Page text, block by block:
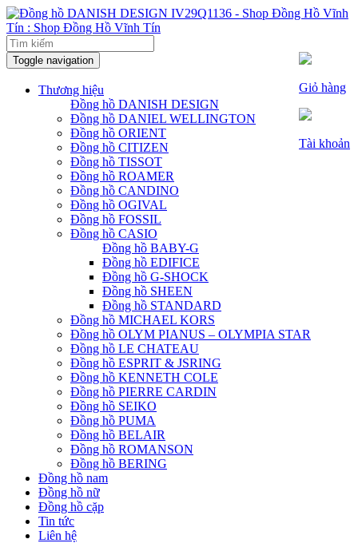
Giỏ hàng
Tài khoản
Toggle navigation
Thương hiệu
Đồng hồ DANISH DESIGN
Đồng hồ DANIEL WELLINGTON
Đồng hồ ORIENT
Đồng hồ CITIZEN
Đồng hồ TISSOT
Đồng hồ ROAMER
Đồng hồ CANDINO
Đồng hồ OGIVAL
Đồng hồ FOSSIL
Đồng hồ CASIO
Đồng hồ BABY-G
Đồng hồ EDIFICE
Đồng hồ G-SHOCK
Đồng hồ SHEEN
Đồng hồ STANDARD
Đồng hồ MICHAEL KORS
Đồng hồ OLYM PIANUS – OLYMPIA STAR
Đồng hồ LE CHATEAU
Đồng hồ ESPRIT & JSRING
Đồng hồ KENNETH COLE
Đồng hồ PIERRE CARDIN
Đồng hồ SEIKO
Đồng hồ PUMA
Đồng hồ BELAIR
Đồng hồ ROMANSON
Đồng hồ BERING
Đồng hồ nam
Đồng hồ nữ
Đồng hồ cặp
Tin tức
Liên hệ